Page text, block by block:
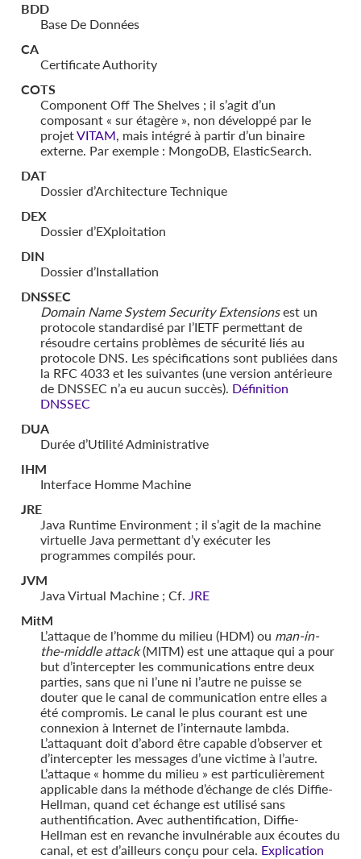
BDD
Base De Données
CA
Certificate Authority
COTS
Component Off The Shelves ; il s’agit d’un
composant « sur étagère », non développé par le
projetVITAM, mais intégré à partir d’un binaire
externe. Par exemple : MongoDB, ElasticSearch.
DAT
Dossier d’Architecture Technique
DEX
Dossier d’EXploitation
DIN
Dossier d’Installation
DNSSEC
Domain Name System Security Extensionsest un
protocole standardisé par l’IETF permettant de
résoudre certains problèmes de sécurité liés au
protocole DNS. Les spécifications sont publiées dans
la RFC 4033 et les suivantes (une version antérieure
de DNSSEC n’a eu aucun succès). Définition
DNSSEC
DUA
Durée d’Utilité Administrative
IHM
Interface Homme Machine
JRE
Java Runtime Environment ; il s’agit de la machine
virtuelle Java permettant d’y exécuter les
programmes compilés pour.
JVM
Java Virtual Machine ; Cf. JRE
MitM
L’attaque de l’homme du milieu (HDM) ou man-in-
the-middle attack(MITM) est une attaque qui a pour
but d’intercepter les communications entre deux
parties, sans que ni l’une ni l’autre ne puisse se
douter que le canal de communication entre elles a
été compromis. Le canal le plus courant est une
connexion à Internet de l’internaute lambda.
L’attaquant doit d’abord être capable d’observer et
d’intercepter les messages d’une victime à l’autre.
L’attaque « homme du milieu » est particulièrement
applicable dans la méthode d’échange de clés Diffie-
Hellman, quand cet échange est utilisé sans
authentification. Avec authentification, Diffie-
Hellman est en revanche invulnérable aux écoutes du
canal, et est d’ailleurs conçu pour cela. Explication